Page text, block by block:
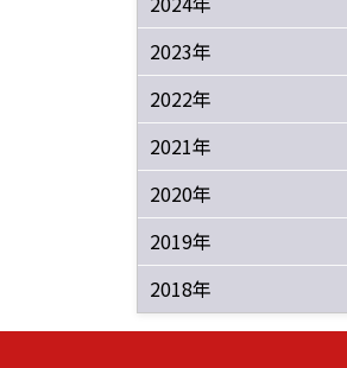
2023年
2022年
2021年
2020年
2019年
2018年